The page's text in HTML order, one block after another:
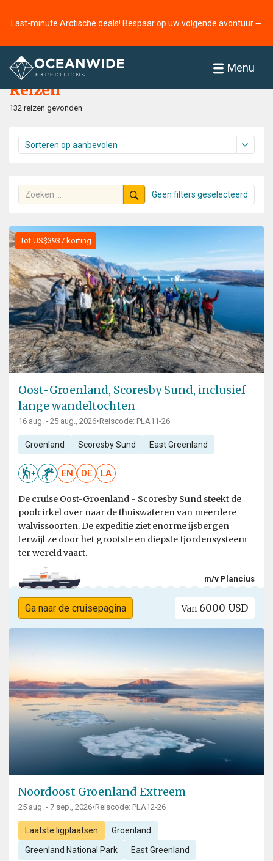
Last-minute Arctische deals! Bespaar op uw volgende avontuur ⭢
Menu
Home
Reizen
132 reizen gevonden
Geen filters geselecteerd
Tot US$3937 korting
Oost-Groenland, Scoresby Sund, inclusief
lange wandeltochten
16 aug. - 25 aug., 2026•Reiscode: PLA11-26
Groenland Scoresby Sund East Greenland
EN DE LA
De cruise Oost-Groenland - Scoresby Sund steekt de
poolcirkel over naar de thuiswateren van meerdere
walvissoorten. De expeditie ziet enorme ijsbergen
terwijl ze door het grootste en diepste fjordensysteem
ter wereld vaart.
m/v Plancius
Ga naar de cruisepagina Van 6000 USD
Noordoost Groenland Extreem
25 aug. - 7 sep., 2026•Reiscode: PLA12-26
Laatste ligplaatsen Groenland
Greenland National Park East Greenland